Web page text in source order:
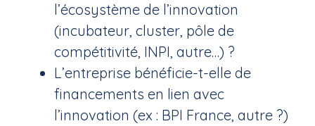
l’écosystème de l’innovation
(incubateur, cluster, pôle de
compétitivité, INPI, autre…) ?
L’entreprise bénéficie-t-elle de
financements en lien avec
l’innovation (ex : BPI France, autre ?)